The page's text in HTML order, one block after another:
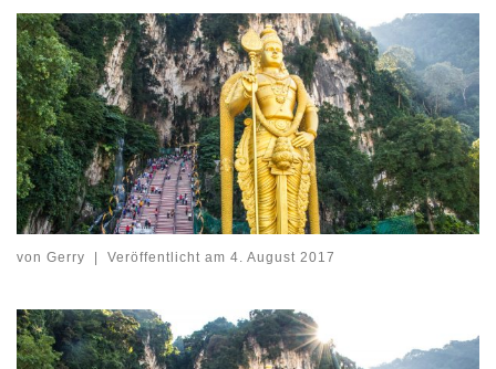
von Gerry Veröffentlicht am 4. August 2017